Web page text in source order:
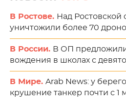
В Ростове. Над Ростовской
уничтожили более 70
В России. В ОП
вождения в школах с
В Мире. Arab News: у
крушение танкер почти с 1